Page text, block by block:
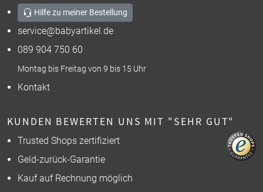
Hilfe zu meiner Bestellung
service@babyartikel.de
089 904 750 60
Montag bis Freitag von 9 bis 15 Uhr
Kontakt
KUNDEN BEWERTEN UNS MIT "SEHR GUT"
Trusted Shops zertifiziert
Geld-zurück-Garantie
Kauf auf Rechnung möglich